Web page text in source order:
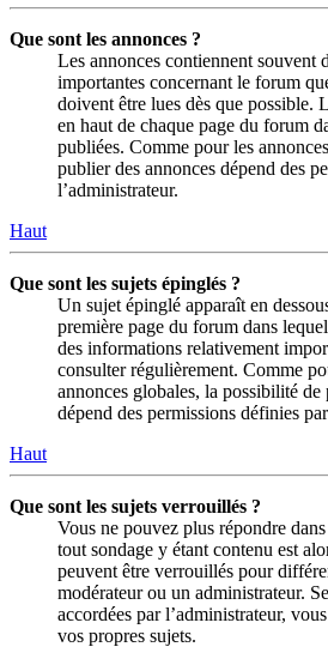
Que sont les annonces ?
Les annonces contiennent souvent
importantes concernant le forum
doivent être lues dès que possible.
en haut de chaque page du forum
publiées. Comme pour les
publier des annonces dépend des
l’administrateur.
Haut
Que sont les sujets épinglés ?
Un sujet épinglé apparaît en
première page du forum dans
des informations relativement
consulter régulièrement. Comme
annonces globales, la possibilité
dépend des permissions définies
Haut
Que sont les sujets verrouillés ?
Vous ne pouvez plus répondre
tout sondage y étant contenu est
peuvent être verrouillés pour
modérateur ou un administrateur.
accordées par l’administrateur,
vos propres sujets.